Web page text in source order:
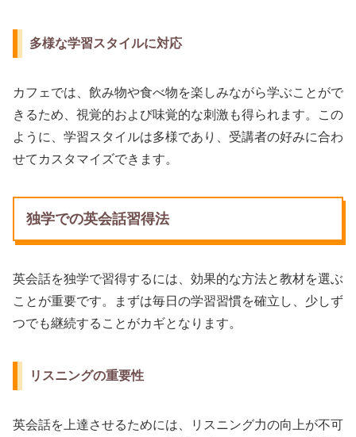
多様な学習スタイルに対応
カフェでは、飲み物や食べ物を楽しみながら学ぶことがで
きるため、視覚的および味覚的な刺激も得られます。この
ように、学習スタイルは多様であり、受講者の好みに合わ
せてカスタマイズできます。
独学での英会話習得法
英会話を独学で習得するには、効果的な方法と教材を選ぶ
ことが重要です。まずは毎日の学習習慣を確立し、少しず
つでも継続することがカギとなります。
リスニングの重要性
英会話を上達させるためには、リスニング力の向上が不可